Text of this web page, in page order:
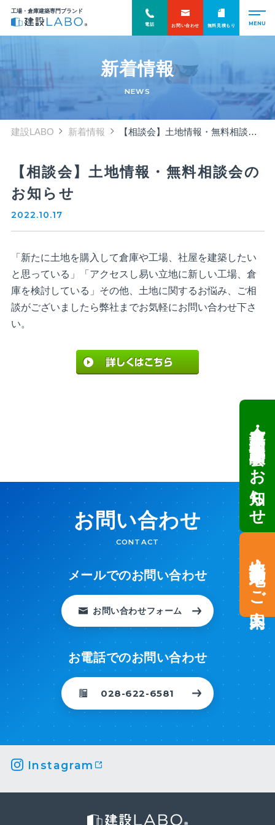
工場・倉庫建築専門ブランド
電話 お問い合わせ 無料見積もり
倉庫・工場建設 個別相談会のお知らせ
土地情報・事業用地のご案内
新着情報
NEWS
建設LABO 新着情報 【相談会】土地情報・無料相談会のお知らせ
【相談会】土地情報・無料相談会の
お知らせ
2022.10.17
「新たに土地を購入して倉庫や工場、社屋を建築したい
と思っている」「アクセスし易い立地に新しい工場、倉
庫を検討している」その他、土地に関するお悩み、ご相
談がございましたら弊社までお気軽にお問い合わせ下さ
い。
お問い合わせ
CONTACT
メールでのお問い合わせ
お問い合わせフォーム
お電話でのお問い合わせ
028-622-6581
Instagram